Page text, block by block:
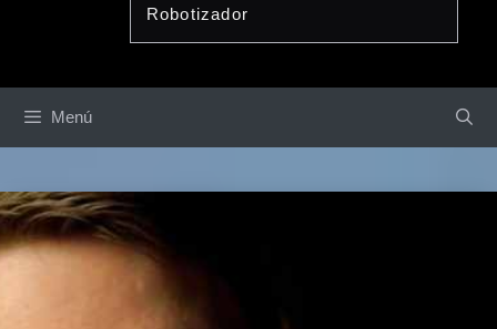
Robotizador
Menú